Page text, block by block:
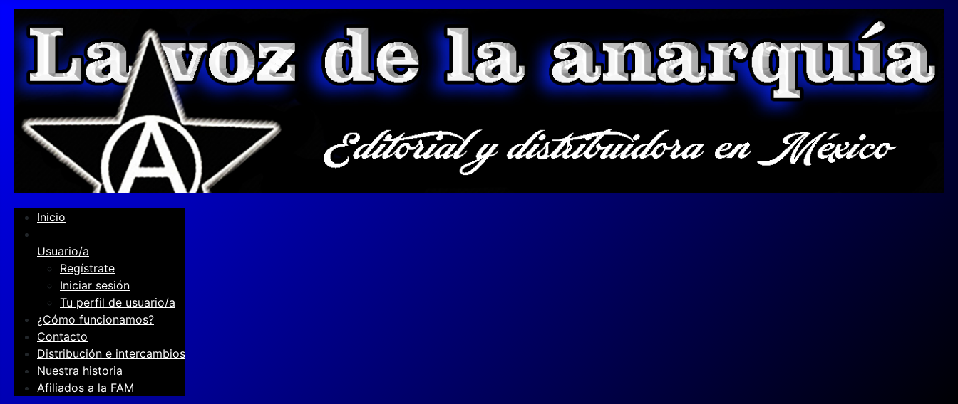
Inicio
Usuario/a
Regístrate
Iniciar sesión
Tu perfil de usuario/a
¿Cómo funcionamos?
Contacto
Distribución e intercambios
Nuestra historia
Afiliados a la FAM